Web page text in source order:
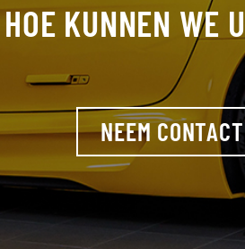
HOE KUNNEN WE
NEEM